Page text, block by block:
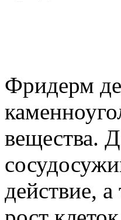
Фридерм
вещества.
действие,